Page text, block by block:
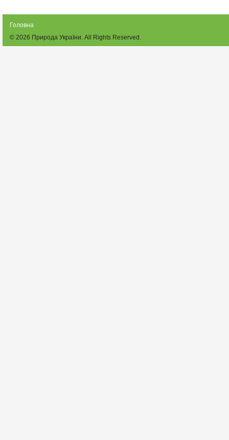
Головна
© 2026 Природа України. All Rights Reserved.